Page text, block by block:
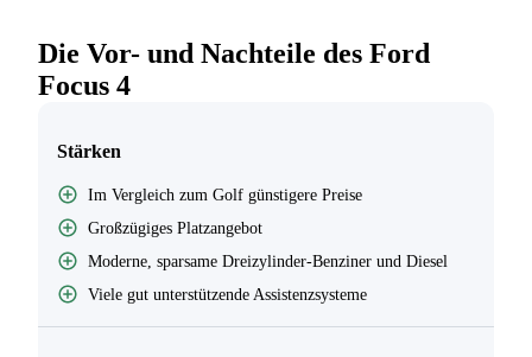
Die Vor- und Nachteile des Ford
Focus 4
Stärken
Im Vergleich zum Golf günstigere Preise
Großzügiges Platzangebot
Moderne, sparsame Dreizylinder-Benziner und Diesel
Viele gut unterstützende Assistenzsysteme